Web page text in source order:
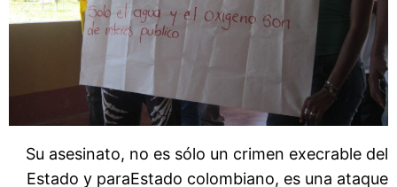
Su asesinato, no es sólo un crimen execrable del
Estado y paraEstado colombiano, es una ataque